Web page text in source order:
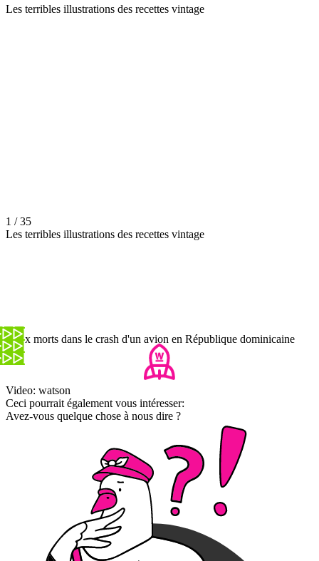
Les terribles illustrations des recettes vintage
1 / 35
Les terribles illustrations des recettes vintage
Deux morts dans le crash d'un avion en République dominicaine
Video: watson
Ceci pourrait également vous intéresser:
Avez-vous quelque chose à nous dire ?